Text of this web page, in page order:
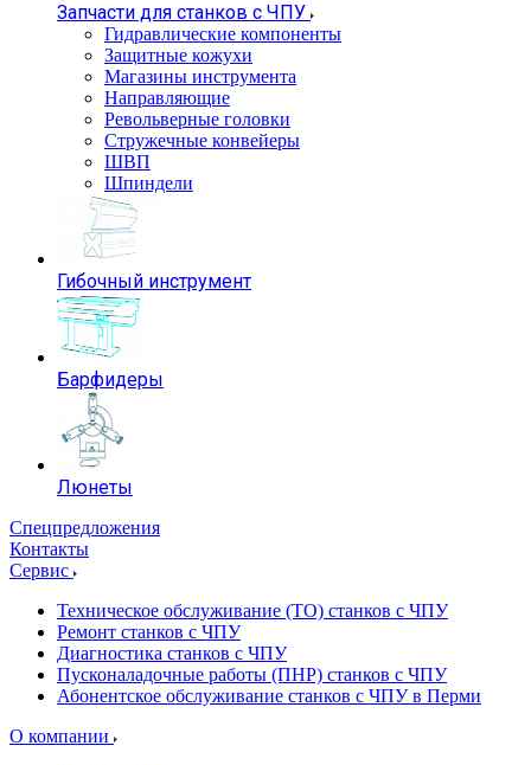
Запчасти для станков с ЧПУ
Гидравлические компоненты
Защитные кожухи
Магазины инструмента
Направляющие
Револьверные головки
Стружечные конвейеры
ШВП
Шпиндели
Гибочный инструмент
Барфидеры
Люнеты
Спецпредложения
Контакты
Сервис
Техническое обслуживание (ТО) станков с ЧПУ
Ремонт станков с ЧПУ
Диагностика станков с ЧПУ
Пусконаладочные работы (ПНР) станков с ЧПУ
Абонентское обслуживание станков с ЧПУ в Перми
О компании